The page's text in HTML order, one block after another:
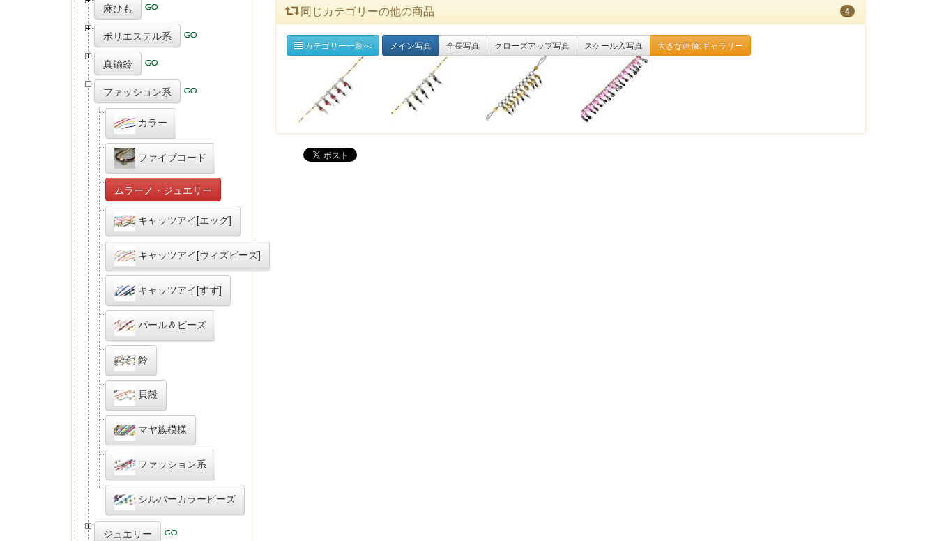
同じカテゴリーの他の商品 4
カテゴリー一覧へ メイン写真 全長写真 クローズアップ写真 スケール入写真 大きな画像:ギャラリー
麻ひも
ポリエステル系
真鍮鈴
ファッション系
カラー
ファイブコード
ムラーノ・ジュエリー
キャッツアイ[エッグ]
キャッツアイ[ウィズビーズ]
キャッツアイ[すず]
パール＆ビーズ
鈴
貝殻
マヤ族模様
ファッション系
シルバーカラービーズ
ジュエリー